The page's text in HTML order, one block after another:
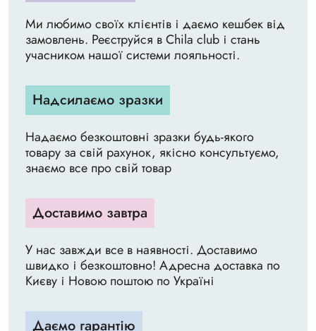
Ми любимо своїх клієнтів і даємо кешбек від
замовлень. Реєструйся в Chila club і стань
учасником нашої системи лояльності.
Надсилаємо зразки
Надаємо безкоштовні зразки будь-якого
товару за свій рахунок, якісно консультуємо,
знаємо все про свій товар
Доставимо завтра
У нас завжди все в наявності. Доставимо
швидко і безкоштовно! Адресна доставка по
Києву і Новою поштою по Україні
Даємо гарантію